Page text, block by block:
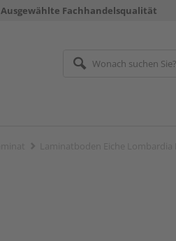
Ausgewählte Fachhandelsqualität